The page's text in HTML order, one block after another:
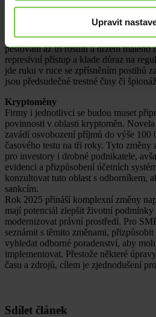
Upravit
Trestní právo
Z oblasti trestního práva stojí za
malého množství konopí pro vlastní
pěstování až tří rostlin a držení malého
represivní přístup a klade důraz na
jde ruku v ruce se zpřísněním postihů
jsou předsudečné trestné činy či
Kryptoměny
Firmy i jednotlivci se budou muset
povinnosti v oblasti kryptoměn.
zavádí osvobození příjmů do výše 100
časového testu na tři roky. Tyto změny
pro investory i drobné podnikatele,
evidenci a přizpůsobení účetních
konzultovat tuto oblast s odborníkem,
sankcím.
Rok 2025 přináší komplexní změny
mají potenciál zlepšit životní podmínky
modernizovat právní prostředí. Pro
seznámit s těmito změnami,
vyhledat odborné poradenství, aby
implementovat. Přestože některé
času a zdrojů, cílem je zjednodušení
Sdílet článek